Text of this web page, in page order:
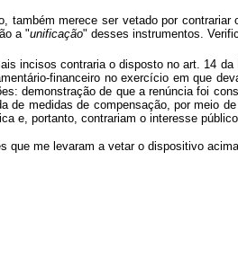
também merece ser vetado por
a "unificação" desses instrumentos.
incisos contraria o disposto no art. 14 da
financeiro no exercício em que
demonstração de que a renúncia foi
de medidas de compensação, por meio
e, portanto, contrariam o interesse
me levaram a vetar o dispositivo acima